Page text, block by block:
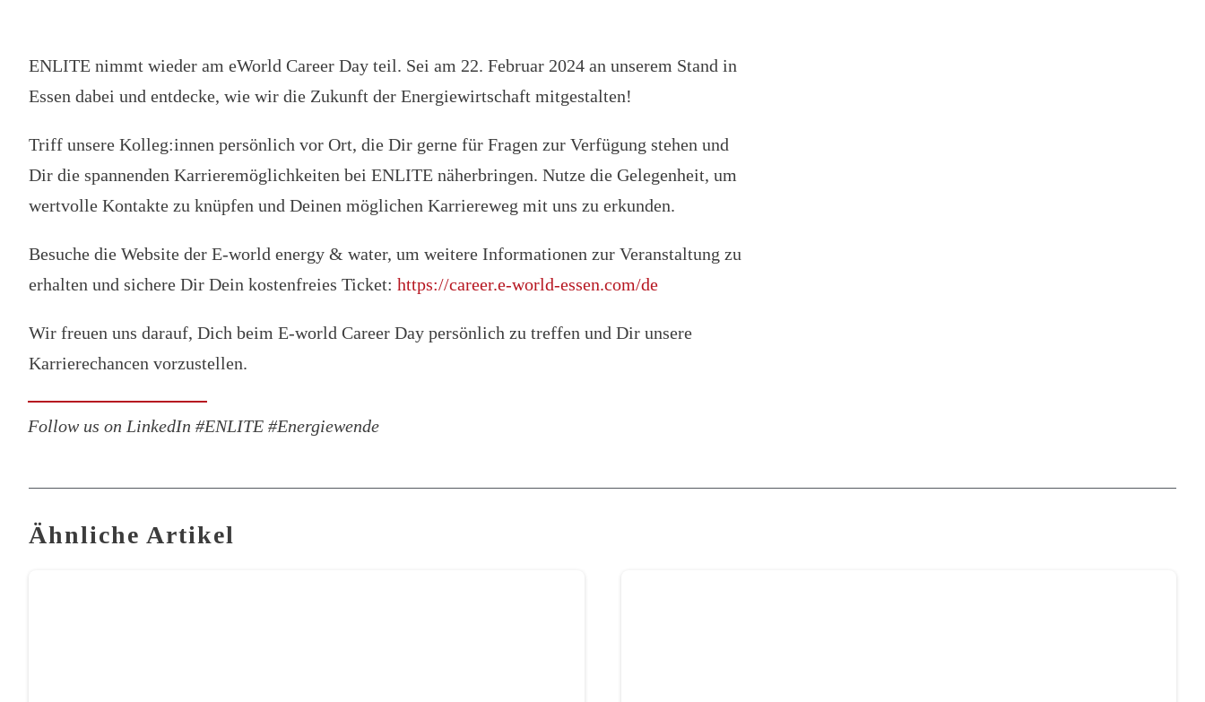
ENLITE nimmt wieder am eWorld Career Day teil. Sei am 22. Februar 2024 an unserem Stand in
Essen dabei und entdecke, wie wir die Zukunft der Energiewirtschaft mitgestalten!
Triff unsere Kolleg:innen persönlich vor Ort, die Dir gerne für Fragen zur Verfügung stehen und
Dir die spannenden Karrieremöglichkeiten bei ENLITE näherbringen. Nutze die Gelegenheit, um
wertvolle Kontakte zu knüpfen und Deinen möglichen Karriereweg mit uns zu erkunden.
Besuche die Website der E-world energy & water, um weitere Informationen zur Veranstaltung zu
erhalten und sichere Dir Dein kostenfreies Ticket: https://career.e-world-essen.com/de
Wir freuen uns darauf, Dich beim E-world Career Day persönlich zu treffen und Dir unsere
Karrierechancen vorzustellen.
Follow us on LinkedIn #ENLITE #Energiewende
Ähnliche Artikel